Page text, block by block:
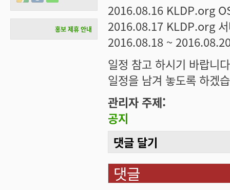
2016.08.16 KLDP.org
2016.08.17 KLDP.org
2016.08.18 ~
일정 참고 하시기 바랍니
일정을 남겨 놓도록 하겠
관리자 주제:
공지
댓글 달기
댓글
홍보 제휴 안내